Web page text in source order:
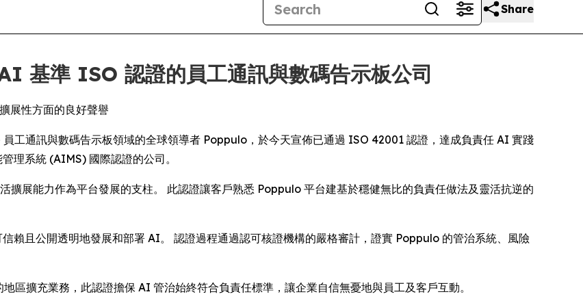
Share
基準 ISO 認證的員工通訊與數碼告示板公司
展性方面的良好聲譽
工通訊與數碼告示板領域的全球領導者 Poppulo，於今天宣佈已通過 ISO 42001 認證，達成負責任 AI 實踐
理系統 (AIMS) 國際認證的公司。
擴展能力作為平台發展的支柱。 此認證讓客戶熟悉 Poppulo 平台建基於穩健無比的負責任做法及靈活抗逆的
賴且公開透明地發展和部署 AI。 認證過程通過認可核證機構的嚴格審計，證實 Poppulo 的管治系統、風險
區擴充業務，此認證擔保 AI 管治始終符合負責任標準，讓企業自信無憂地與員工及客戶互動。